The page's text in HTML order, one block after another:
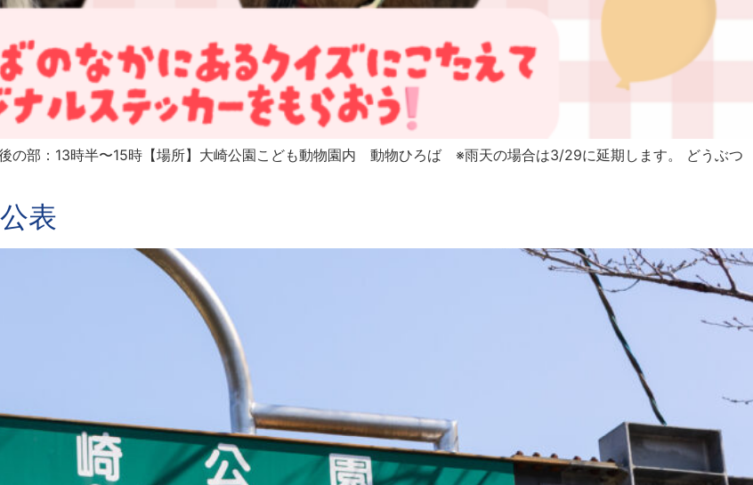
：13時半〜15時【場所】大崎公園こども動物園内 動物ひろば ※雨天の場合は3/29に延期します。 どうぶつ
表